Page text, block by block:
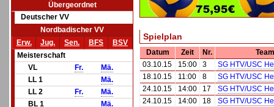
Übergeordnet
Deutscher VV
Nordbadischer VV
Erw.
Jug. Sen. BFS
BSV
Meisterschaft
VL
Fr.
Mä.
LL 1
Mä.
LL 2
Fr.
Mä.
BL 1
Mä.
Spielplan
Datum Zeit Nr.
03.10.15
15:00 3
SG HTV/USC
18.10.15
11:00 8
SG HTV/USC
24.10.15
14:00 17
SG HTV/USC
24.10.15
14:00 18
SG HTV/USC